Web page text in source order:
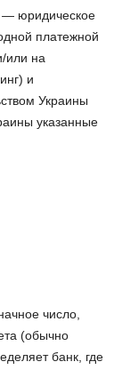
— юридическое
платежной
или на
и
Украины
указанные
число,
(обычно
банк, где